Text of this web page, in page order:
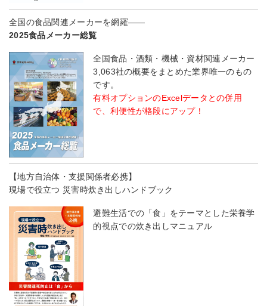
全国の食品関連メーカーを網羅――
2025食品メーカー総覧
全国食品・酒類・機械・資材関連メーカー
3,063社の概要をまとめた業界唯一のもの
です。
有料オプションのExcelデータとの併用
で、利便性が格段にアップ！
【地方自治体・支援関係者必携】
現場で役立つ 災害時炊き出しハンドブック
避難生活での「食」をテーマとした栄養学
的視点での炊き出しマニュアル